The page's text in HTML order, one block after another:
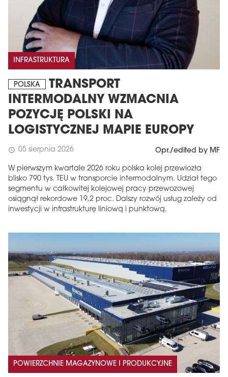
INFRASTRUKTURA
POLSKA
TRANSPORT
INTERMODALNY WZMACNIA
POZYCJĘ POLSKI NA
LOGISTYCZNEJ MAPIE EUROPY
schedule 05 sierpnia 2026 Opr./edited by MF
W pierwszym kwartale 2026 roku polska kolej przewiozła
blisko 790 tys. TEU w transporcie intermodalnym. Udział tego
segmentu w całkowitej kolejowej pracy przewozowej
osiągnął rekordowe 19,2 proc. Dalszy rozwój usług zależy od
inwestycji w infrastrukturę liniową i punktową.
POWIERZCHNIE MAGAZYNOWE I PRODUKCYJNE